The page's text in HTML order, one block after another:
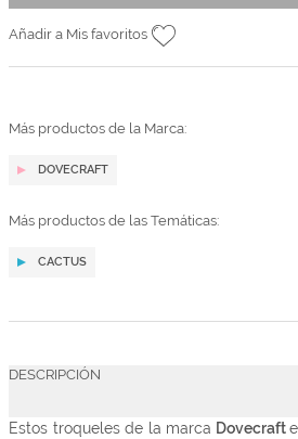
Añadir a Mis favoritos
Más productos de la Marca:
DOVECRAFT
Más productos de las Temáticas:
CACTUS
DESCRIPCIÓN
Estos troqueles de la marca Dovecraft